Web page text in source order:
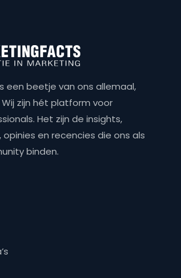
een beetje van ons allemaal,
zijn hét platform voor
Het zijn de insights,
en recencies die ons als
binden.